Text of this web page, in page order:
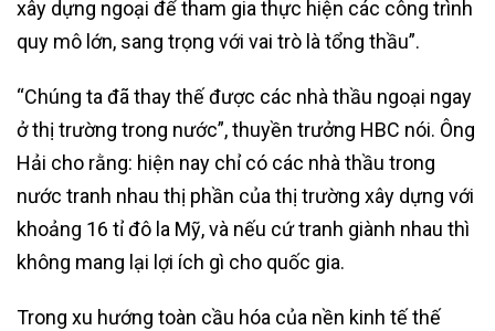
xây dựng ngoại để tham gia thực hiện các công trình
quy mô lớn, sang trọng với vai trò là tổng thầu”.
“Chúng ta đã thay thế được các nhà thầu ngoại ngay
ở thị trường trong nước”, thuyền trưởng HBC nói. Ông
Hải cho rằng: hiện nay chỉ có các nhà thầu trong
nước tranh nhau thị phần của thị trường xây dựng với
khoảng 16 tỉ đô la Mỹ, và nếu cứ tranh giành nhau thì
không mang lại lợi ích gì cho quốc gia.
Trong xu hướng toàn cầu hóa của nền kinh tế thế